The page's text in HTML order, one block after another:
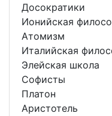
Досократики
Ионийская
Атомизм
Италийская
Элейская школа
Софисты
Платон
Аристотель